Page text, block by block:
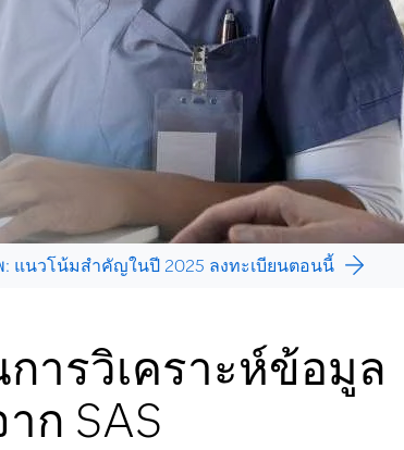
แนวโน้มสำคัญในปี 2025 ลงทะเบียนตอนนี้
ารวิเคราะห์ข้อมูล
ก SAS